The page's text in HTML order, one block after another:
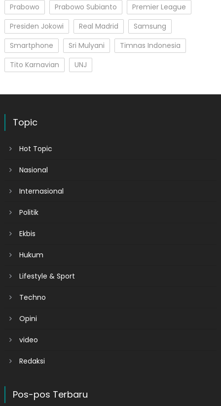
Prabowo
Prabowo Subianto
Premier League
Presiden Jokowi
Real Madrid
Samsung
Smartphone
Sri Mulyani
Timnas Indonesia
Tito Karnavian
UNJ
Topic
Hot Topic
Nasional
Internasional
Politik
Ekbis
Hukum
Lifestyle & Sport
Techno
Opini
video
Redaksi
Pos-pos Terbaru